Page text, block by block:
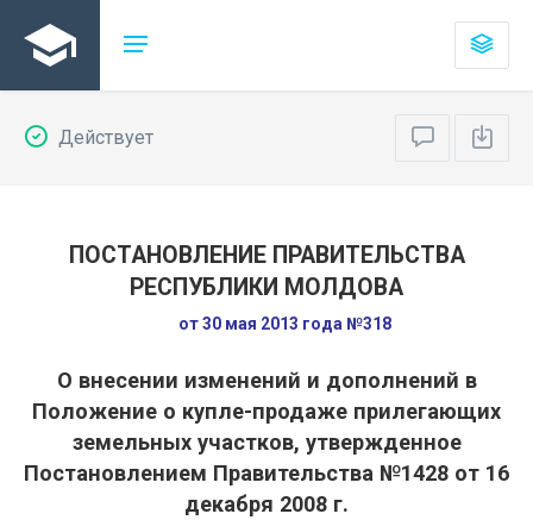
Действует
ПОСТАНОВЛЕНИЕ ПРАВИТЕЛЬСТВА
РЕСПУБЛИКИ МОЛДОВА
от 30 мая 2013 года №318
О внесении изменений и дополнений в
Положение о купле-продаже прилегающих
земельных участков, утвержденное
Постановлением Правительства №1428 от 16
декабря 2008 г.